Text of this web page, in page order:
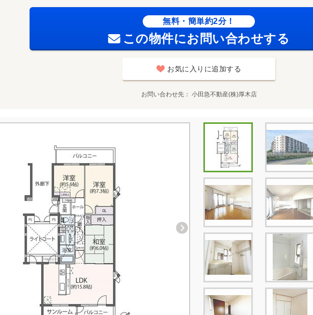
無料・簡単約2分！
この物件にお問い合わせする
お気に入りに追加する
お問い合わせ先 小田急不動産(株)厚木店